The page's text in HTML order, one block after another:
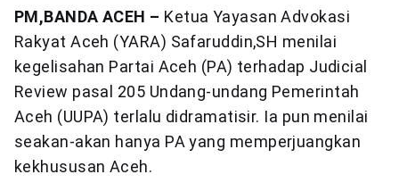
PM,BANDA ACEH – Ketua Yayasan Advokasi
Rakyat Aceh (YARA) Safaruddin,SH menilai
kegelisahan Partai Aceh (PA) terhadap Judicial
Review pasal 205 Undang-undang Pemerintah
Aceh (UUPA) terlalu didramatisir. Ia pun menilai
seakan-akan hanya PA yang memperjuangkan
kekhususan Aceh.